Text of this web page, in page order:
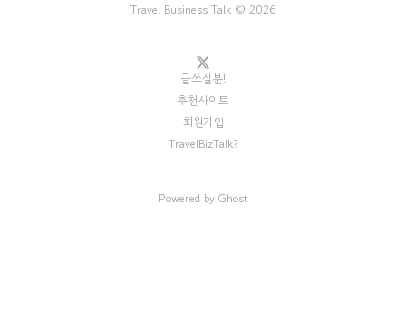
Travel Business Talk © 2026
글쓰실분!
추천사이트
회원가입
TravelBizTalk?
Powered by Ghost